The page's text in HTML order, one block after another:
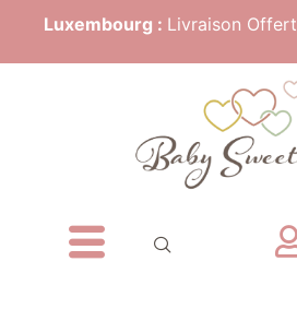
Luxembourg : Livraison